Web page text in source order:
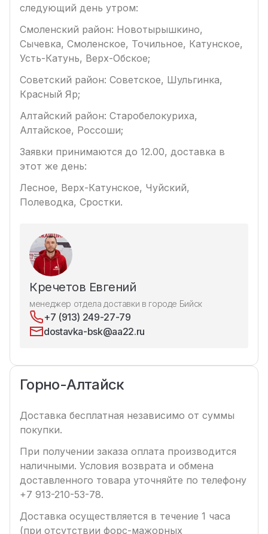
следующий день утром:
Смоленский район: Новотырышкино,
Сычевка, Смоленское, Точильное, Катунское,
Усть-Катунь, Верх-Обское;
Советский район: Советское, Шульгинка,
Красный Яр;
Алтайский район: Старобелокуриха,
Алтайское, Россоши;
Заявки принимаются до 12.00, доставка в
этот же день:
Лесное, Верх-Катунское, Чуйский,
Полеводка, Сростки.
Кречетов Евгений
менеджер отдела доставки в городе Бийск
+7 (913) 249-27-79
dostavka-bsk@aa22.ru
Горно-Алтайск
Доставка бесплатная независимо от суммы
покупки.
При получении заказа оплата производится
наличными. Условия возврата и обмена
доставленного товара уточняйте по телефону
+7 913-210-53-78.
Доставка осуществляется в течение 1 часа
(при отсутствии форс-мажорных